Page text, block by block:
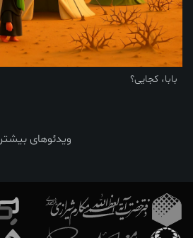
بابا، کجایی؟
ویدئوهای بیشتر